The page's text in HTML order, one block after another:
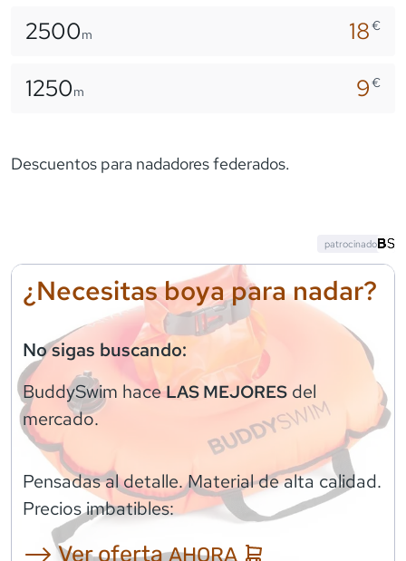
2500m 18€
1250m 9€
Descuentos para nadadores federados.
¿Necesitas boya para nadar?
No sigas buscando:
BuddySwim haceLAS MEJORES del
mercado.
Pensadas al detalle. Material de alta calidad.
Precios imbatibles:
⟶ Ver ofertaAHORA
patrocinado